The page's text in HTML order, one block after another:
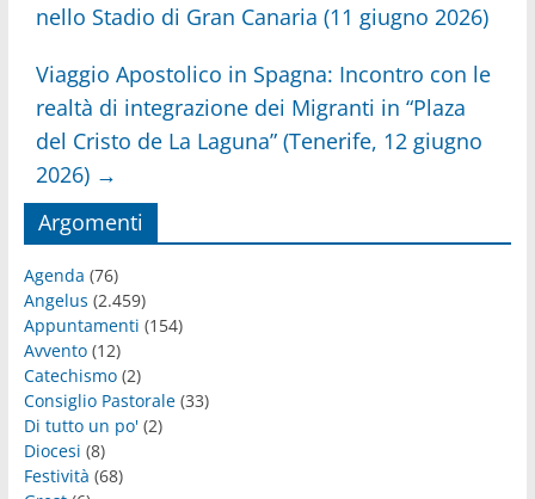
nello Stadio di Gran Canaria (11 giugno 2026)
Viaggio Apostolico in Spagna: Incontro con le
realtà di integrazione dei Migranti in “Plaza
del Cristo de La Laguna” (Tenerife, 12 giugno
2026) →
Argomenti
Agenda (76)
Angelus (2.459)
Appuntamenti (154)
Avvento(12)
Catechismo(2)
Consiglio Pastorale(33)
Di tutto un po'(2)
Diocesi (8)
Festività (68)